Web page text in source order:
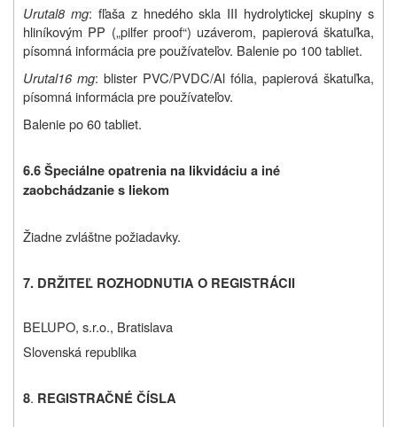
Urutal8 mg: fľaša z hnedého skla III hydrolytickej skupiny s
hliníkovým PP („pilfer proof“) uzáverom, papierová škatuľka,
písomná informácia pre používateľov. Balenie po 100 tabliet.
Urutal16 mg: blister PVC/PVDC/Al fólia, papierová škatuľka,
písomná informácia pre používateľov.
Balenie po 60 tabliet.
6.6Špeciálne opatrenia na likvidáciu a iné
zaobchádzanie s liekom
Žiadne zvláštne požiadavky.
7. DRŽITEĽ ROZHODNUTIA O REGISTRÁCII
BELUPO, s.r.o., Bratislava
Slovenská republika
8. REGISTRAČNÉ ČÍSLA